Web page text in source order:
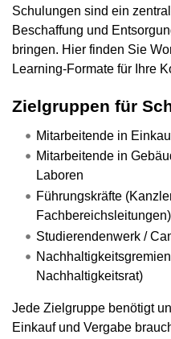
Schulungen sind ein
Beschaffung und
bringen. Hier finden Sie
Learning-Formate für Ihre
Zielgruppen für
Mitarbeitende in
Mitarbeitende in
Laboren
Führungskräfte
Fachbereichsleitungen)
Studierendenwerk /
Nachhaltigkeitsrat)
Jede Zielgruppe benötigt
Einkauf und Vergabe